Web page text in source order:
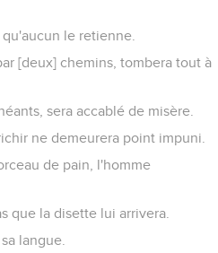
le retienne.
[deux] chemins, tombera tout à
sera accablé de misère.
ne demeurera point impuni.
de pain, l'homme
que la disette lui arrivera.
langue.